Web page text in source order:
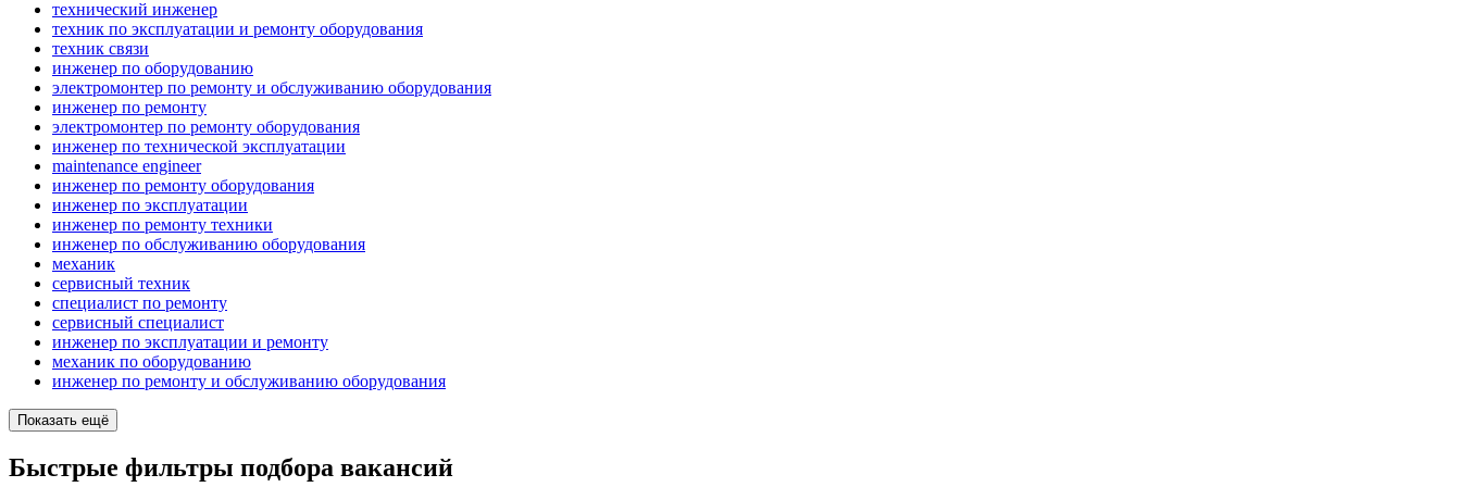
технический инженер
техник по эксплуатации и ремонту оборудования
техник связи
инженер по оборудованию
электромонтер по ремонту и обслуживанию оборудования
инженер по ремонту
электромонтер по ремонту оборудования
инженер по технической эксплуатации
maintenance engineer
инженер по ремонту оборудования
инженер по эксплуатации
инженер по ремонту техники
инженер по обслуживанию оборудования
механик
сервисный техник
специалист по ремонту
сервисный специалист
инженер по эксплуатации и ремонту
механик по оборудованию
инженер по ремонту и обслуживанию оборудования
Показать ещё
Быстрые фильтры подбора вакансий